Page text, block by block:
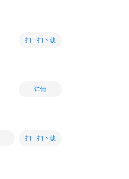
扫一扫下载
详情
扫一扫下载